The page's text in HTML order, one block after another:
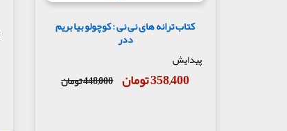
کتاب ترانه های نی نی : کوچولو بیا بریم
ددر
پیدایش
358,400 تومان 448,000 تومان